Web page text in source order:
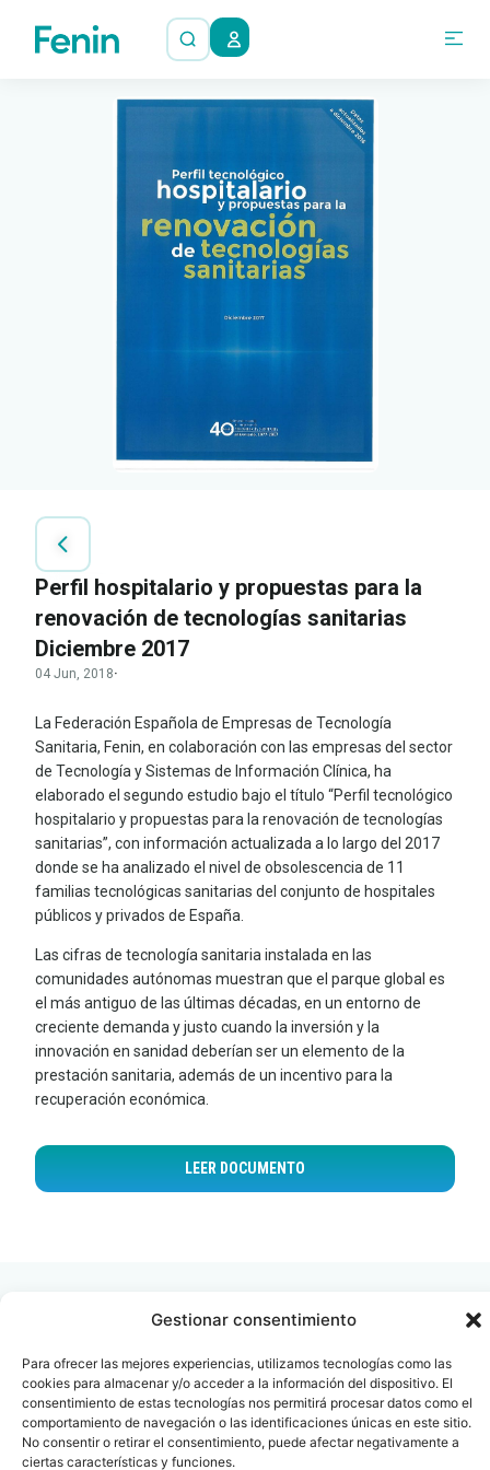
Gestionar consentimiento
Para ofrecer las mejores experiencias, utilizamos tecnologías como las
cookies para almacenar y/o acceder a la información del dispositivo. El
consentimiento de estas tecnologías nos permitirá procesar datos como el
comportamiento de navegación o las identificaciones únicas en este sitio.
No consentir o retirar el consentimiento, puede afectar negativamente a
ciertas características y funciones.
Perfil hospitalario y propuestas para la
renovación de tecnologías sanitarias
Diciembre 2017
04 Jun, 2018·
La Federación Española de Empresas de Tecnología
Sanitaria, Fenin, en colaboración con las empresas del sector
de Tecnología y Sistemas de Información Clínica, ha
elaborado el segundo estudio bajo el título “Perfil tecnológico
hospitalario y propuestas para la renovación de tecnologías
sanitarias”, con información actualizada a lo largo del 2017
donde se ha analizado el nivel de obsolescencia de 11
familias tecnológicas sanitarias del conjunto de hospitales
públicos y privados de España.
Las cifras de tecnología sanitaria instalada en las
comunidades autónomas muestran que el parque global es
el más antiguo de las últimas décadas, en un entorno de
creciente demanda y justo cuando la inversión y la
innovación en sanidad deberían ser un elemento de la
prestación sanitaria, además de un incentivo para la
recuperación económica.
LEER DOCUMENTO
Contacto
info@fenin.es
C/ Villanueva, 20 - 1-
28001
Oficina Barcelona
Travesera de Gracia, 56 -
1º, 3ª 08006